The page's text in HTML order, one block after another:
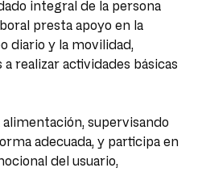
integral de la persona
presta apoyo en la
diario y la movilidad,
a realizar actividades básicas
supervisando
adecuada, y participa en
del usuario,